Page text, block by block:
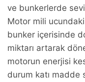
ve bunkerlerde
Motor mili
bunker içerisinde
miktarı artarak
motorun enerjisi
durum katı madde